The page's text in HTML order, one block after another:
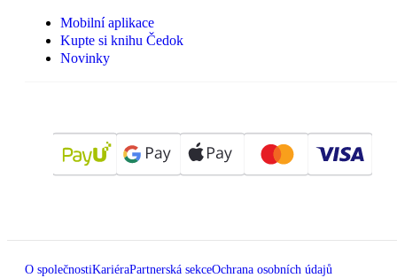
Mobilní aplikace
Kupte si knihu Čedok
Novinky
O společnostiKariéraPartnerská sekceOchrana osobních údajů